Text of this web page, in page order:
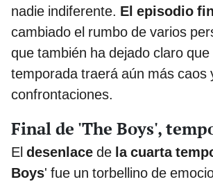
nadie indiferente. El episodio
cambiado el rumbo de varios
que también ha dejado claro
temporada traerá aún más caos
confrontaciones.
Final de 'The Boys',
El desenlace de la cuarta
Boys' fue un torbellino de